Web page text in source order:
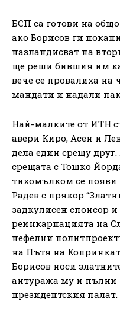
БСП са готови на
ако Борисов ги
назландисват на
ще реши бившия им
вече се провалиха на
мандати и надали
Най-малките от ИТН
авери Киро, Асен и
дела един срещу
срещата с Тошко
тихомълком се
Радев с прякор
задкулисен спонсор и
реинкарнацията на
нефелни
на Пътя на
Борисов носи
антуража му и пълни
президентския палат.